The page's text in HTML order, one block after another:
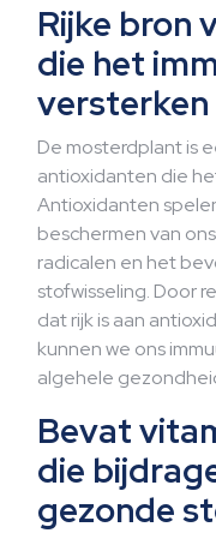
Rijke bron
die het
versterken
De mosterdplant is
antioxidanten die
Antioxidanten
beschermen van
radicalen en het
stofwisseling. Door
dat rijk is aan
kunnen we ons
algehele
Bevat
die
gezonde